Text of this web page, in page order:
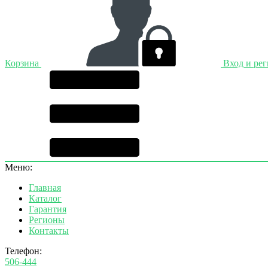
Корзина Вход и
Меню:
Главная
Каталог
Гарантия
Регионы
Контакты
Телефон:
506-444